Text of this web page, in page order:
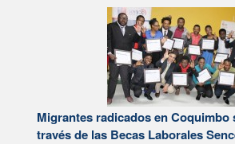
Migrantes radicados en Coquimbo
través de las Becas Laborales